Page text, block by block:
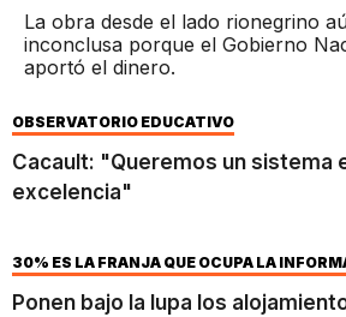
La obra desde el lado rionegrino
inconclusa porque el Gobierno
aportó el dinero.
OBSERVATORIO EDUCATIVO
Cacault: "Queremos un sistema
excelencia"
30% ES LA FRANJA QUE OCUPA LA
Ponen bajo la lupa los